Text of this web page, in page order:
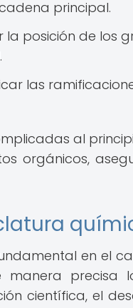
principal.
posición de los
las
al
orgánicos,
en el
precisa
científica, el